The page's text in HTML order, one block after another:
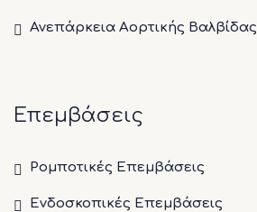
Ανεπάρκεια Αορτικής Βαλβίδας
Επεμβάσεις
Ρομποτικές Επεμβάσεις
Ενδοσκοπικές Επεμβάσεις